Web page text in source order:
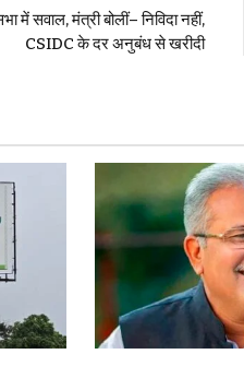
में सवाल, मंत्री बोलीं– निविदा नहीं,
CSIDC के दर अनुबंध से खरीदी